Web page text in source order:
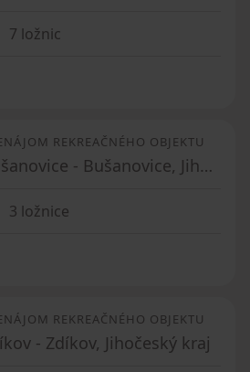
7 ložnic
REKREAČNÉHO OBJEKTU
Bušanovice - Bušanovice, Jihočeský kraj
3 ložnice
REKREAČNÉHO OBJEKTU
- Zdíkov, Jihočeský kraj